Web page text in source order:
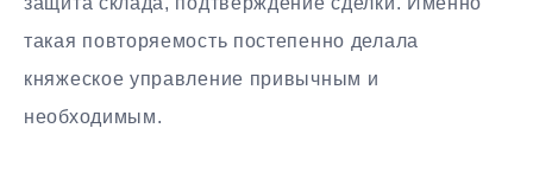
такая повторяемость постепенно делала
княжеское управление привычным и
необходимым.